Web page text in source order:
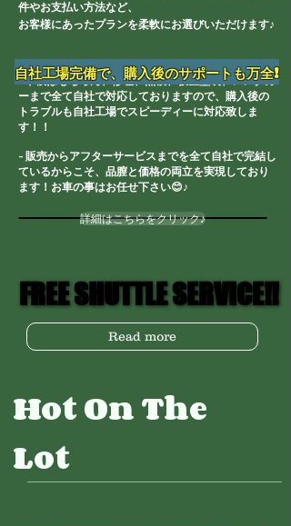
件やお支払い方法など、
お客様にあったプランを柔軟にお選びいただけます♪
-車検はもちろん、修理、点検、板金塗装、レンタカ
ーまで全て自社で対応しておりますので、購入後の
トラブルも自社工場でスピーディーに対応致しま
す！！
- 販売からアフターサービスまでを全て自社で完結し
ているからこそ、品膣と価格の両立を実現しており
ます！お車の事はお任せ下さい😊♪
自社工場完備で、購入後のサポートも万全!
詳細はこちらをクリック♪
FREE SHUTTLE SERVICE!!
FREE SHUTTLE SERVICE!!
Read more
Hot On The
Lot